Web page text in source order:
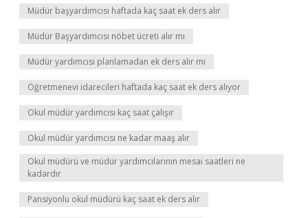
Müdür başyardımcısı haftada kaç saat ek ders alır
Müdür Başyardımcısı nöbet ücreti alır mı
Müdür yardımcısı planlamadan ek ders alır mı
Öğretmenevi idarecileri haftada kaç saat ek ders alıyor
Okul müdür yardımcısı kaç saat çalışır
Okul müdür yardımcısı ne kadar maaş alır
Okul müdürü ve müdür yardımcılarının mesai saatleri ne
kadardır
Pansiyonlu okul müdürü kaç saat ek ders alır